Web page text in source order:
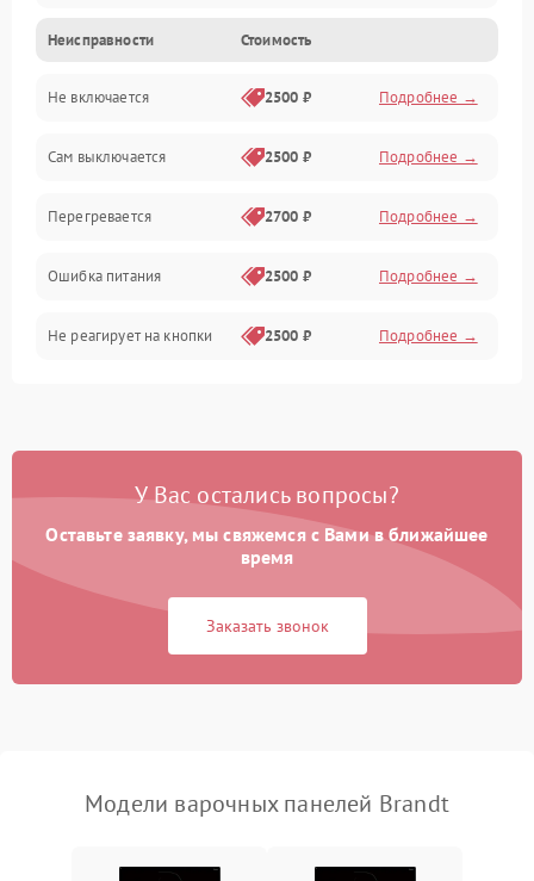
Неисправности Стоимость
Не включается 2500 ₽ Подробнее →
Сам выключается 2500 ₽ Подробнее →
Перегревается 2700 ₽ Подробнее →
Ошибка питания 2500 ₽ Подробнее →
Не реагирует на кнопки 2500 ₽ Подробнее →
У Вас остались вопросы?
Оставьте заявку, мы свяжемся с Вами в ближайшее
время
Заказать звонок
Модели варочных панелей Brandt